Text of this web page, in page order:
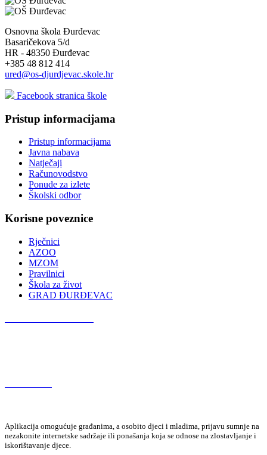
Osnovna škola Đurđevac
Basaričekova 5/d
HR - 48350 Đurđevac
+385 48 812 414
ured@os-djurdjevac.skole.hr
Facebook stranica škole
Pristup informacijama
Pristup informacijama
Javna nabava
Natječaji
Računovodstvo
Ponude za izlete
Školski odbor
Korisne poveznice
Rječnici
AZOO
MZOM
Pravilnici
Škola za život
GRAD ĐURĐEVAC
Aplikacija omogućuje građanima, a osobito djeci i mladima, prijavu sumnje na
nezakonite internetske sadržaje ili ponašanja koja se odnose na zlostavljanje i
iskorištavanje djece.